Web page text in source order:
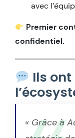
avec
Premier
confidentiel.
Ils
« Grâce à